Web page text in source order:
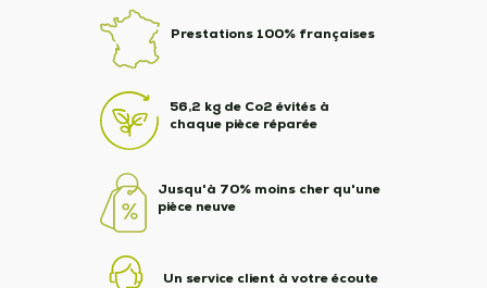
Prestations 100% françaises
56,2 kg de Co2 évités à
chaque pièce réparée
Jusqu'à 70% moins cher qu'une
pièce neuve
Un service client à votre écoute